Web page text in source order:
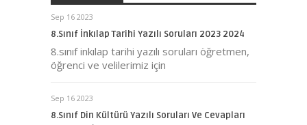
Sep 16 2023
8.Sınıf İnkılap Tarihi Yazılı Soruları 2023 2024
8.sınıf inkılap tarihi yazılı soruları öğretmen,
öğrenci ve velilerimiz için
Sep 16 2023
8.Sınıf Din Kültürü Yazılı Soruları Ve Cevapları